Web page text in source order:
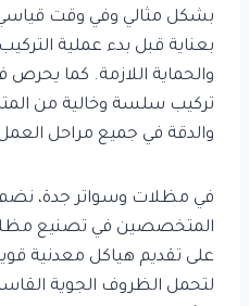
بشكل مثالي وفي وقت
بعناية قبل بدء عملية
والحماية اللازمة. كما يحرص
تركيب سلسة وخالية من
والدقة في جميع مراحل
في مظلات وسواتر جدة، نضم
المتخصصين في تصنيع
على تقديم هياكل معدنية
لتحمل الظروف الجوية